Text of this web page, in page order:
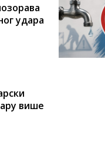
удара
више